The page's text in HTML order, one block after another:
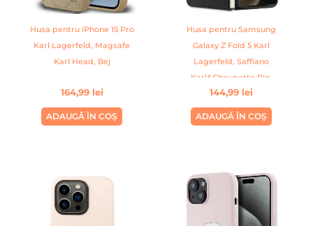
Husa pentru iPhone 15 Pro
Karl Lagerfeld, Magsafe
Karl Head, Bej
164,99 lei
ADAUGĂ ÎN COȘ
Husa pentru Samsung
Galaxy Z Fold 5 Karl
Lagerfeld, Saffiano
Karl&Choupette Pin,
Hardcase, Negru
144,99 lei
ADAUGĂ ÎN COȘ